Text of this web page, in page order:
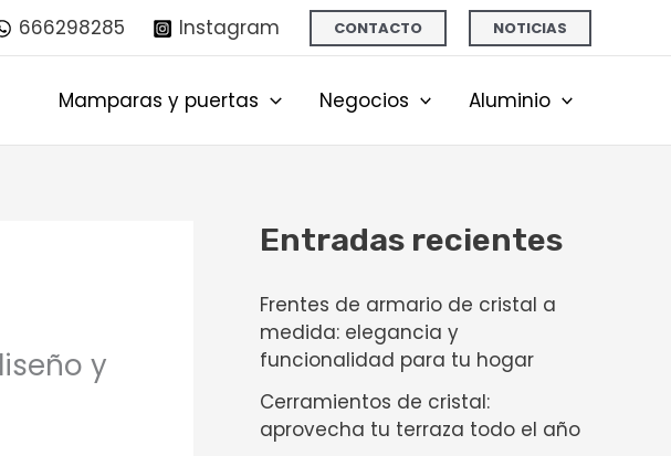
666298285 Instagram CONTACTO NOTICIAS
Mamparas y puertas Negocios Aluminio
y
Entradas recientes
Frentes de armario de cristal a
medida: elegancia y
funcionalidad para tu hogar
Cerramientos de cristal:
aprovecha tu terraza todo el año